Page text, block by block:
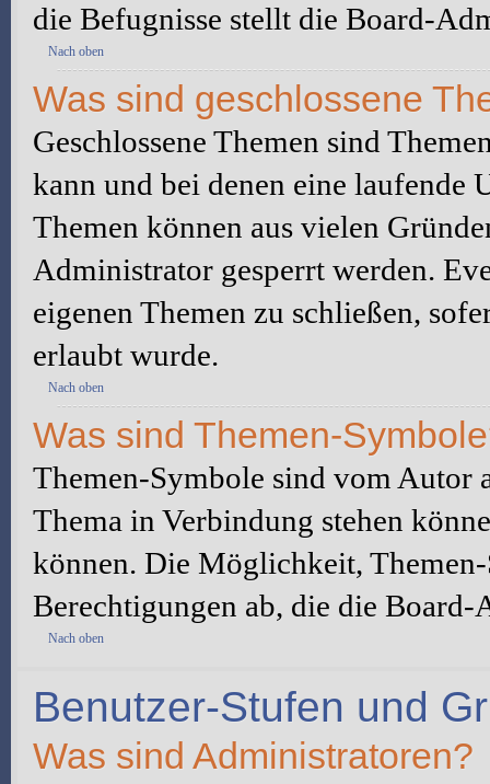
die Befugnisse stellt die Board-
Nach oben
Was sind geschlossene
Geschlossene Themen sind
kann und bei denen eine laufende
Themen können aus vielen
Administrator gesperrt werden.
eigenen Themen zu schließen,
erlaubt wurde.
Nach oben
Was sind Themen-
Themen-Symbole sind vom Autor
Thema in Verbindung stehen
können. Die Möglichkeit,
Berechtigungen ab, die die
Nach oben
Benutzer-Stufen und
Was sind Administratoren?